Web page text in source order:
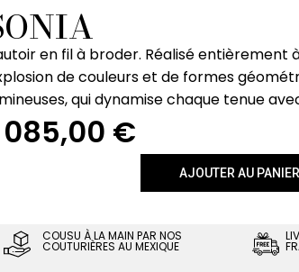
en fil à broder. Réalisé entièrement
de couleurs et de formes
qui dynamise chaque tenue
085,00 €
AJOUTER AU PANIER
COUSU À LA MAIN PAR NOS
COUTURIÈRES AU MEXIQUE